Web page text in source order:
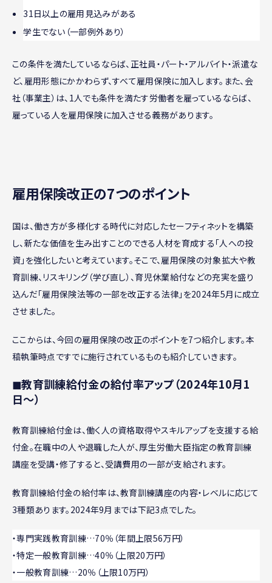
31日以上の雇用見込みがある
学生でない（一部例外あり）
この条件を満たしているならば、正社員・パート・アルバイト・派遣な
ど、雇用形態にかかわらず、すべて雇用保険に加入します。また、会
社（事業主）は、1人でも条件を満たす労働者を雇っているならば、
雇っている人を雇用保険に加入させる義務があります。
雇用保険改正の7つのポイント
国は、働き方が多様化する時代に対応したセーフティネットを構築
し、新たな価値を生み出すことのできる人材を育成する「人への投
資」を強化したいと考えています。そこで、雇用保険の対象拡大や教
育訓練、リスキリング（学び直し）、育児休業給付などの充実を盛り
込んだ「雇用保険法等の一部を改正する法律」を2024年5月に成立
させました。
ここからは、今回の雇用保険の改正のポイントを7つ紹介します。本
稿執筆時点ですでに施行されているものも紹介していきます。
◼︎教育訓練給付金の給付率アップ（2024年10月1
日〜）
教育訓練給付金は、働く人の資格取得やスキルアップを支援する給
付金。在職中の人や退職した人が、厚生労働大臣指定の教育訓練
講座を受講・修了すると、受講費用の一部が支給されます。
教育訓練給付金の給付率は、教育訓練講座の内容・レベルに応じて
3種類あります。2024年9月までは下記3点でした。
・専門実践教育訓練…70％（年間上限56万円）
・特定一般教育訓練…40％（上限20万円）
・一般教育訓練…20％（上限10万円）